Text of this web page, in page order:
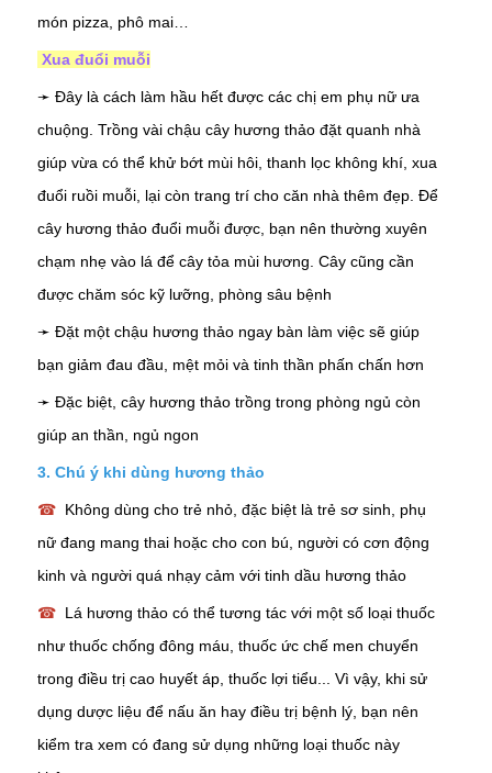
món pizza, phô mai…
Xua đuổi muỗi
➛ Đây là cách làm hầu hết được các chị em phụ nữ ưa
chuộng. Trồng vài chậu cây hương thảo đặt quanh nhà
giúp vừa có thể khử bớt mùi hôi, thanh lọc không khí, xua
đuổi ruồi muỗi, lại còn trang trí cho căn nhà thêm đẹp. Để
cây hương thảo đuổi muỗi được, bạn nên thường xuyên
chạm nhẹ vào lá để cây tỏa mùi hương. Cây cũng cần
được chăm sóc kỹ lưỡng, phòng sâu bệnh
➛ Đặt một chậu hương thảo ngay bàn làm việc sẽ giúp
bạn giảm đau đầu, mệt mỏi và tinh thần phấn chấn hơn
➛ Đặc biệt, cây hương thảo trồng trong phòng ngủ còn
giúp an thần, ngủ ngon
3. Chú ý khi dùng hương thảo
☎ Không dùng cho trẻ nhỏ, đặc biệt là trẻ sơ sinh, phụ
nữ đang mang thai hoặc cho con bú, người có cơn động
kinh và người quá nhạy cảm với tinh dầu hương thảo
☎ Lá hương thảo có thể tương tác với một số loại thuốc
như thuốc chống đông máu, thuốc ức chế men chuyển
trong điều trị cao huyết áp, thuốc lợi tiểu... Vì vậy, khi sử
dụng dược liệu để nấu ăn hay điều trị bệnh lý, bạn nên
kiểm tra xem có đang sử dụng những loại thuốc này